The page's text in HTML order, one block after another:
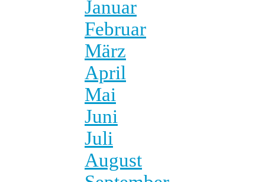
Januar
Februar
März
April
Mai
Juni
Juli
August